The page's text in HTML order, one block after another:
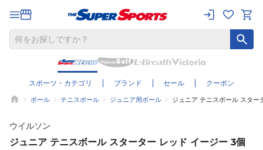
スポーツ・カテゴリ ブランド セール クーポン
ボール テニスボール ジュニア用ボール ジュニア テニスボール スター
ウイルソン
ジュニア テニスボール スターター レッド イージー 3個